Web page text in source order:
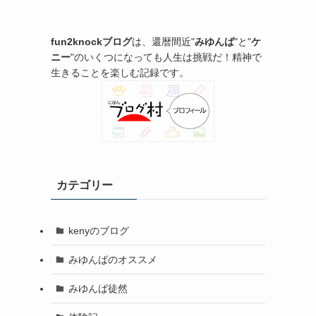
fun2knockブログは、還暦間近"みゆんば"と"ケ
ニー"のいくつになっても人生は挑戦だ！精神で
生きることを楽しむ記録です。
カテゴリー
kenyのブログ
みゆんばのオススメ
みゆんば徒然